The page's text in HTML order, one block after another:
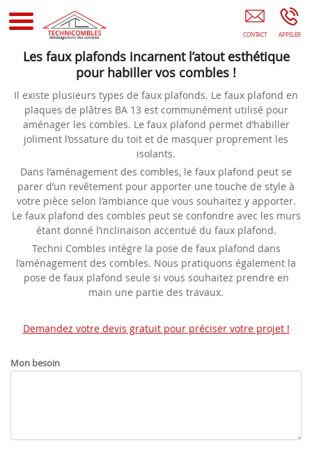
TECHNI COMBLES Rénovation Des Combles Loiret (45)
Les faux plafonds incarnent l’atout esthétique
pour habiller vos combles !
Il existe plusieurs types de faux plafonds. Le faux plafond en
plaques de plâtres BA 13 est communément utilisé pour
aménager les combles. Le faux plafond permet d’habiller
joliment l’ossature du toit et de masquer proprement les
isolants.
Dans l’aménagement des combles, le faux plafond peut se
parer d’un revêtement pour apporter une touche de style à
votre pièce selon l’ambiance que vous souhaitez y apporter.
Le faux plafond des combles peut se confondre avec les murs
étant donné l’inclinaison accentué du faux plafond.
Techni Combles intègre la pose de faux plafond dans
l’aménagement des combles. Nous pratiquons également la
pose de faux plafond seule si vous souhaitez prendre en
main une partie des travaux.
Demandez votre devis gratuit pour préciser votre projet !
Mon besoin